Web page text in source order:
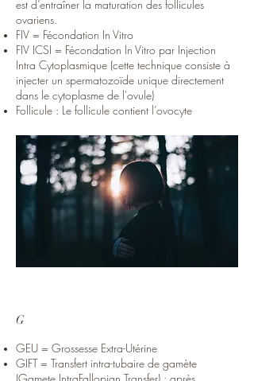
est d’entraîner la maturation des follicules
ovariens.
FIV = Fécondation In Vitro
FIV ICSI = Fécondation In Vitro par Injection
Intra Cytoplasmique (cette technique consiste à
injecter un spermatozoïde unique directement
dans le cytoplasme de l'ovule)
Follicule : Le follicule contient l’ovocyte
G
GEU = Grossesse Extra-Utérine
GIFT = Transfert intra-tubaire de gamète